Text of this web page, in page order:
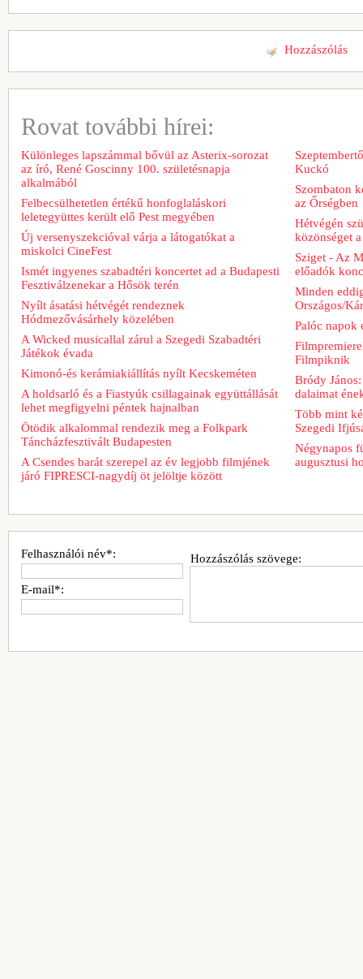
Hozzászólás
Rovat további hírei:
Különleges lapszámmal bővül az Asterix-sorozat
az író, René Goscinny 100. születésnapja
alkalmából
Felbecsülhetetlen értékű honfoglaláskori
leletegyüttes került elő Pest megyében
Új versenyszekcióval várja a látogatókat a
miskolci CineFest
Ismét ingyenes szabadtéri koncertet ad a Budapesti
Fesztiválzenekar a Hősök terén
Nyílt ásatási hétvégét rendeznek
Hódmezővásárhely közelében
A Wicked musicallal zárul a Szegedi Szabadtéri
Játékok évada
Kimonó-és kerámiakiállítás nyílt Kecskeméten
A holdsarló és a Fiastyúk csillagainak együttállását
lehet megfigyelni péntek hajnalban
Ötödik alkalommal rendezik meg a Folkpark
Táncházfesztivált Budapesten
A Csendes barát szerepel az év legjobb filmjének
járó FIPRESCI-nagydíj öt jelöltje között
Kuckó
Szombaton
az Őrségben
Hétvégén
közönséget
Sziget - Az
előadók
Minden
Országos/
Palóc napok
Filmpiknik
Bródy
dalaimat
Több mint
Szegedi
Négynapos
augusztusi
Hozzászólás szövege:
Felhasználói név*:
E-mail*: